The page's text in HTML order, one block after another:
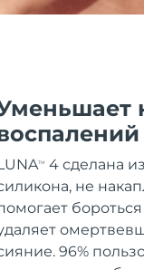
TM
4 сделана
не
96%